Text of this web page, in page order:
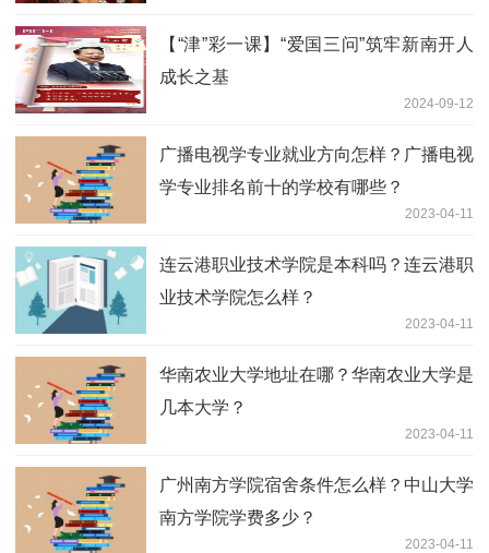
【“津”彩一课】“爱国三问”筑牢新南开人
成长之基
2024-09-12
广播电视学专业就业方向怎样？广播电视
学专业排名前十的学校有哪些？
2023-04-11
连云港职业技术学院是本科吗？连云港职
业技术学院怎么样？
2023-04-11
华南农业大学地址在哪？华南农业大学是
几本大学？
2023-04-11
广州南方学院宿舍条件怎么样？中山大学
南方学院学费多少？
2023-04-11